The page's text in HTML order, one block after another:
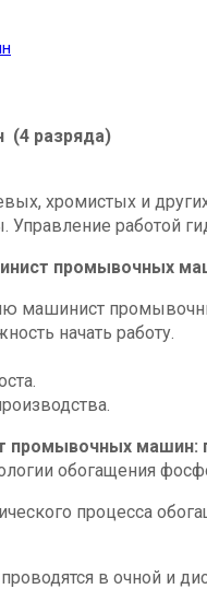
(4 разряда)
хромистых и
Управление работой
промывочных
машинист
начать работу.
промывочных машин:
обогащения
процесса
в очной и